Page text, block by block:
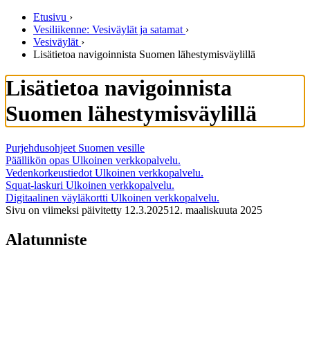
Etusivu ›
Vesiliikenne: Vesiväylät ja satamat ›
Vesiväylät ›
Lisätietoa navigoinnista Suomen lähestymisväylillä
Lisätietoa navigoinnista
Suomen lähestymisväylillä
Purjehdusohjeet Suomen vesille
Päällikön opas Ulkoinen verkkopalvelu.
Vedenkorkeustiedot Ulkoinen verkkopalvelu.
Squat-laskuri Ulkoinen verkkopalvelu.
Digitaalinen väyläkortti Ulkoinen verkkopalvelu.
Sivu on viimeksi päivitetty 12.3.202512. maaliskuuta 2025
Alatunniste